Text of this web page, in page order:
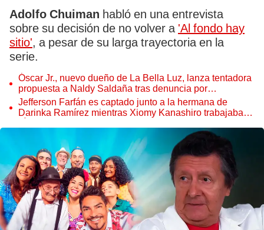
Adolfo Chuiman habló en una entrevista
sobre su decisión de no volver a 'Al fondo hay
sitio', a pesar de su larga trayectoria en la
serie.
Óscar Jr., nuevo dueño de La Bella Luz, lanza tentadora
propuesta a Naldy Saldaña tras denuncia por
tocamientos
Jefferson Farfán es captado junto a la hermana de
Darinka Ramírez mientras Xiomy Kanashiro trabajaba: